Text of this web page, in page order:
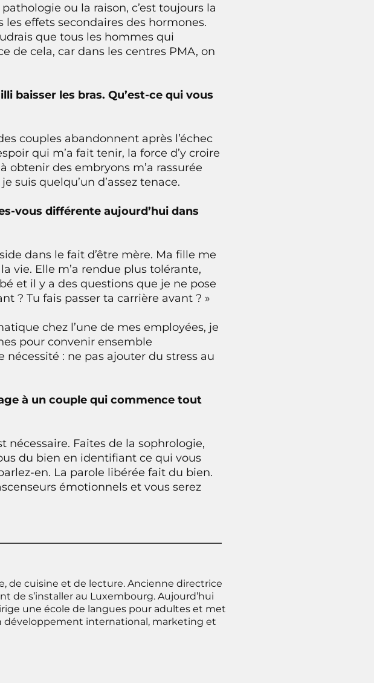
ou la raison, c’est toujours la
effets secondaires des hormones.
que tous les hommes qui
de cela, car dans les centres PMA, on
baisser les bras. Qu’est-ce qui vous
couples abandonnent après l’échec
qui m’a fait tenir, la force d’y croire
obtenir des embryons m’a rassurée
suis quelqu’un d’assez tenace.
vous différente aujourd’hui dans
dans le fait d’être mère. Ma fille me
vie. Elle m’a rendue plus tolérante,
et il y a des questions que je ne pose
? Tu fais passer ta carrière avant ? »
chez l’une de mes employées, je
pour convenir ensemble
nécessité : ne pas ajouter du stress au
à un couple qui commence tout
nécessaire. Faites de la sophrologie,
du bien en identifiant ce qui vous
en. La parole libérée fait du bien.
émotionnels et vous serez
de cuisine et de lecture. Ancienne directrice
de s’installer au Luxembourg. Aujourd’hui
une école de langues pour adultes et met
développement international, marketing et